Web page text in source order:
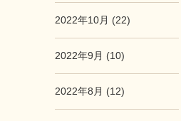
2022年10月 (22)
2022年9月 (10)
2022年8月 (12)